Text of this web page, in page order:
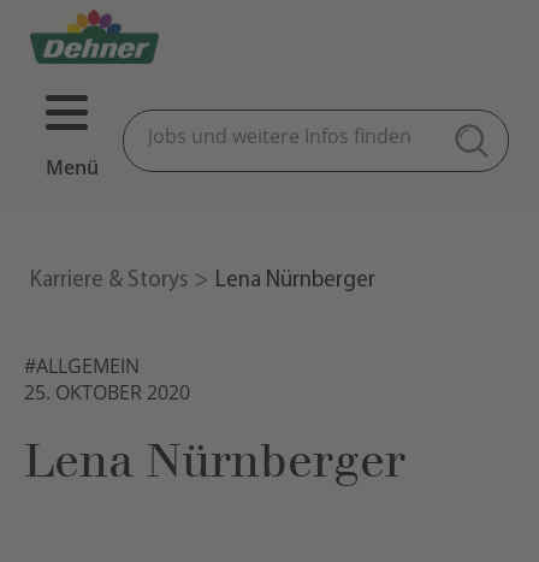
Menü
Karriere & Storys Lena Nürnberger
#ALLGEMEIN
25. OKTOBER 2020
Lena Nürnberger